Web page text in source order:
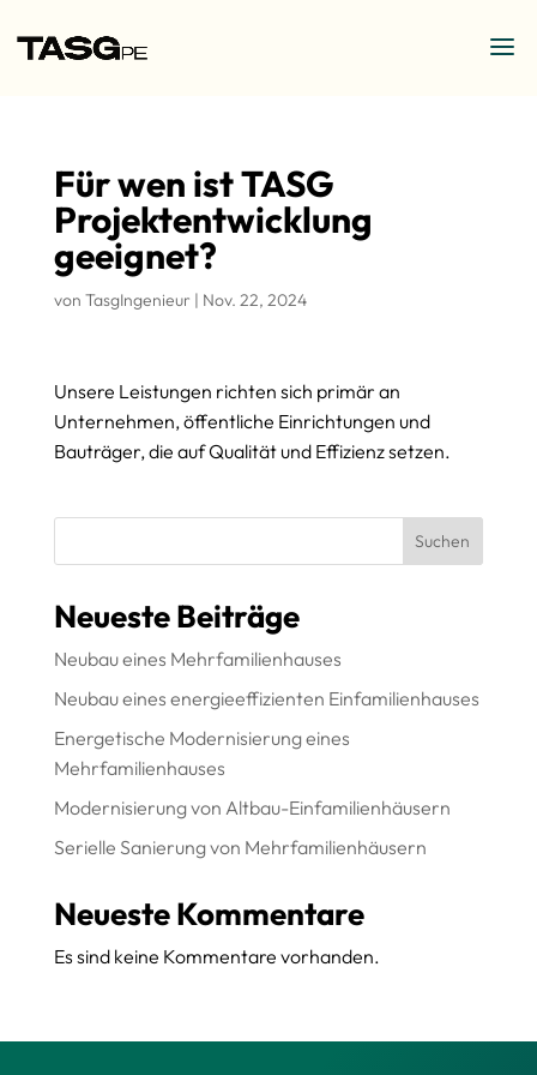
Für wen ist TASG
Projektentwicklung
geeignet?
von TasgIngenieur | Nov. 22, 2024
Unsere Leistungen richten sich primär an
Unternehmen, öffentliche Einrichtungen und
Bauträger, die auf Qualität und Effizienz setzen.
Suchen
Neueste Beiträge
Neubau eines Mehrfamilienhauses
Neubau eines energieeffizienten Einfamilienhauses
Energetische Modernisierung eines
Mehrfamilienhauses
Modernisierung von Altbau-Einfamilienhäusern
Serielle Sanierung von Mehrfamilienhäusern
Neueste Kommentare
Es sind keine Kommentare vorhanden.